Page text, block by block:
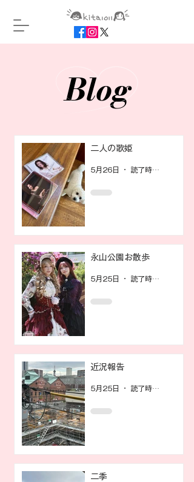
Blog
Blog
二人の歌姫
5月26日 読了時間: 0分
永山公園お散歩
5月25日 読了時間: 1分
近況報告
5月25日 読了時間: 1分
二季